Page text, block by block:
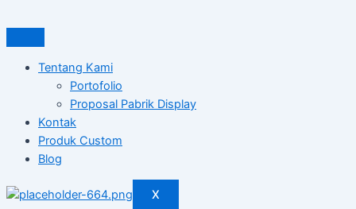
Tentang Kami
Portofolio
Proposal Pabrik Display
Kontak
Produk Custom
Blog
X